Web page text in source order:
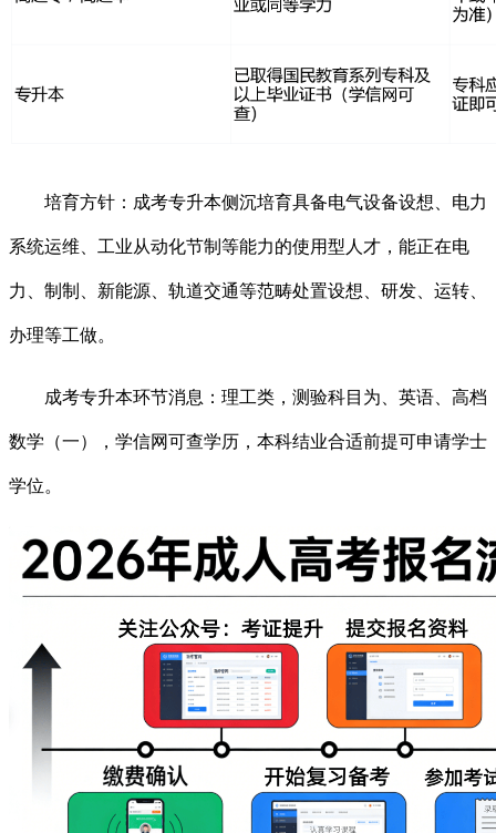
培育方针：成考专升本侧沉培育具备电气设备设想、电力
系统运维、工业从动化节制等能力的使用型人才，能正在电
力、制制、新能源、轨道交通等范畴处置设想、研发、运转、
办理等工做。
成考专升本环节消息：理工类，测验科目为、英语、高档
数学（一），学信网可查学历，本科结业合适前提可申请学士
学位。